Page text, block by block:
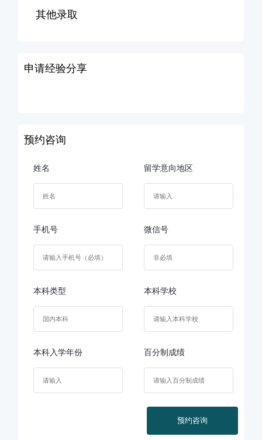
其他录取
申请经验分享
预约咨询
姓名 留学意向地区
手机号 微信号
本科类型 本科学校
本科入学年份 百分制成绩
预约咨询